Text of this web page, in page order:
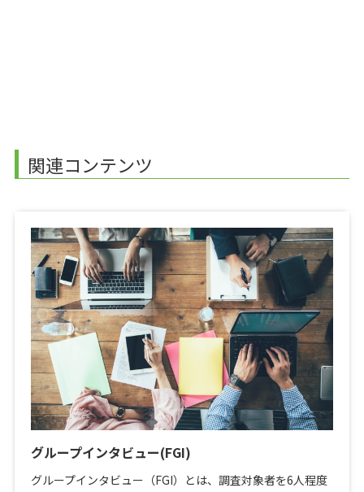
関連コンテンツ
グループインタビュー(FGI)
グループインタビュー（FGI）とは、調査対象者を6人程度